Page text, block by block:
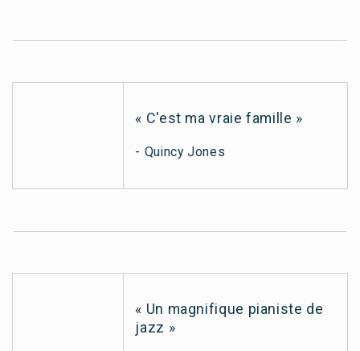
« C'est ma vraie famille »
- Quincy Jones
« Un magnifique pianiste de
jazz »